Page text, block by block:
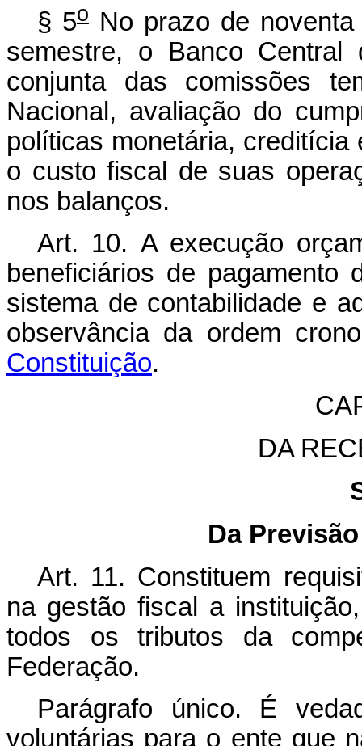
§ 5oNo prazo de noventa
semestre, o Banco Central
conjunta das comissões
Nacional, avaliação do
políticas monetária,
o custo fiscal de suas
nos balanços.
Art. 10. A execução
beneficiários de pagamento
sistema de contabilidade e
observância da ordem
Constituição.
DA
Da
Art. 11. Constituem
na gestão fiscal a
todos os tributos da
Federação.
Parágrafo único. É
voluntárias para o ente que